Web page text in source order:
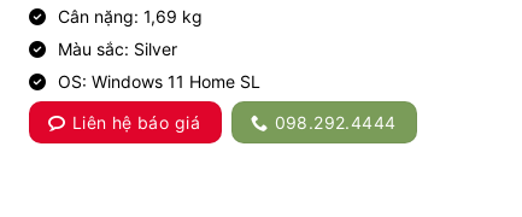
Cân nặng: 1,69 kg
Màu sắc: Silver
OS: Windows 11 Home SL
Liên hệ báo giá
098.292.4444